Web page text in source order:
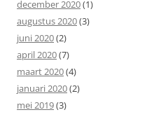
december 2020(1)
augustus 2020(3)
juni 2020(2)
april 2020(7)
maart 2020(4)
januari 2020(2)
mei 2019(3)